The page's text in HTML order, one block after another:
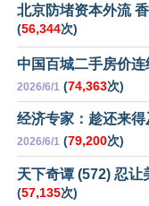
北京防堵资本外流
(56,344次)
中国百城二手房价连
2026/6/1 (74,363次)
经济专家：趁还来得
2026/6/1 (79,200次)
天下奇谭 (572) 忍
(57,135次)